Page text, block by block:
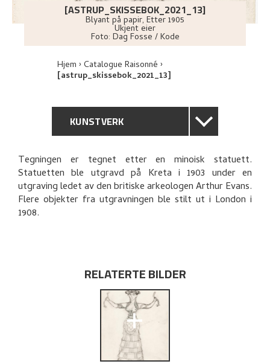
[ASTRUP_SKISSEBOK_2021_13]
Blyant på papir, Etter1905
Ukjent eier
Foto: Dag Fosse / Kode
Hjem Catalogue Raisonné
[astrup_skissebok_2021_13]
KUNSTVERK
GENERELL BESKRIVELSE
TEKNISK INFORMASJON
Tegningen er tegnet etter en minoisk statuett.
Statuetten ble utgravd på Kreta i 1903 under en
utgraving ledet av den britiske arkeologen Arthur Evans.
Flere objekter fra utgravningen ble stilt ut i London i
1908.
RELATERTE BILDER
+